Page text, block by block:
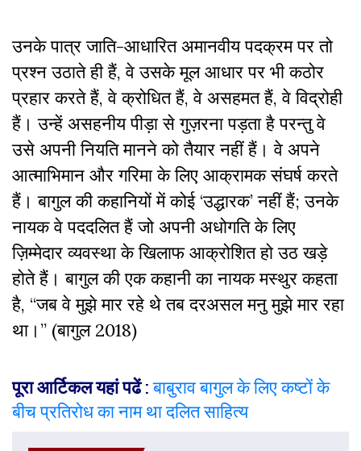
उनके पात्र जाति-आधारित अमानवीय पदक्रम पर तो
प्रश्न उठाते ही हैं, वे उसके मूल आधार पर भी कठोर
प्रहार करते हैं, वे क्रोधित हैं, वे असहमत हैं, वे विद्रोही
हैं। उन्हें असहनीय पीड़ा से गुज़रना पड़ता है परन्तु वे
उसे अपनी नियति मानने को तैयार नहीं हैं। वे अपने
आत्माभिमान और गरिमा के लिए आक्रामक संघर्ष करते
हैं। बागुल की कहानियों में कोई ‘उद्धारक’ नहीं हैं; उनके
नायक वे पददलित हैं जो अपनी अधोगति के लिए
ज़िम्मेदार व्यवस्था के खिलाफ आक्रोशित हो उठ खड़े
होते हैं। बागुल की एक कहानी का नायक मस्थुर कहता
है, “जब वे मुझे मार रहे थे तब दरअसल मनु मुझे मार रहा
था।” (बागुल 2018)
पूरा आर्टिकल यहां पढें:बाबुराव बागुल के लिए कष्टों के
बीच प्रतिरोध का नाम था दलित साहित्य